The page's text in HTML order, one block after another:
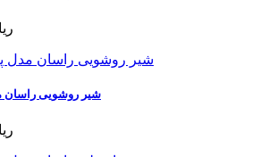
شیر روشویی راسان